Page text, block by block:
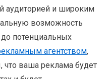
аудиторией и широким
возможность
потенциальных
агентством,
ваша реклама будет